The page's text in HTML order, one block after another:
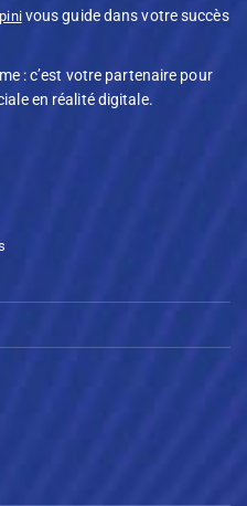
vous guide dans votre succès
: c’est votre partenaire pour
en réalité digitale.